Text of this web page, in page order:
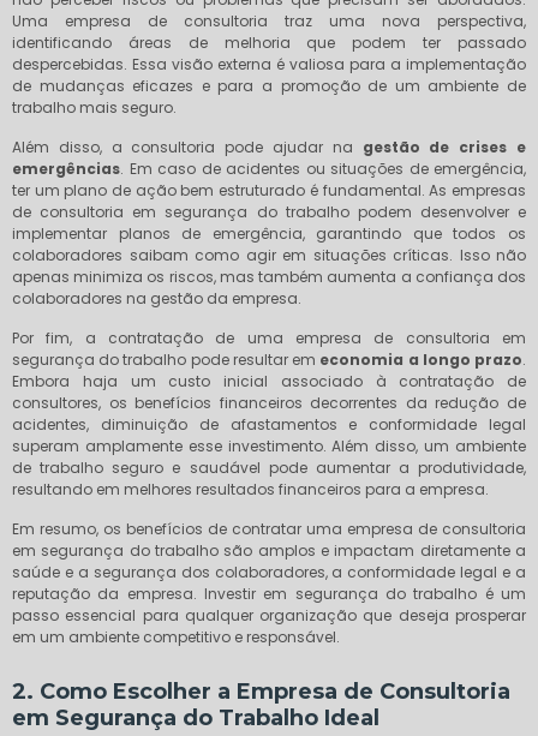
Uma empresa de consultoria traz uma nova perspectiva,
identificando áreas de melhoria que podem ter passado
despercebidas. Essa visão externa é valiosa para a implementação
de mudanças eficazes e para a promoção de um ambiente de
trabalho mais seguro.
Além disso, a consultoria pode ajudar na gestão de crises e
emergências. Em caso de acidentes ou situações de emergência,
ter um plano de ação bem estruturado é fundamental. As empresas
de consultoria em segurança do trabalho podem desenvolver e
implementar planos de emergência, garantindo que todos os
colaboradores saibam como agir em situações críticas. Isso não
apenas minimiza os riscos, mas também aumenta a confiança dos
colaboradores na gestão da empresa.
Por fim, a contratação de uma empresa de consultoria em
segurança do trabalho pode resultar em economia a longo prazo.
Embora haja um custo inicial associado à contratação de
consultores, os benefícios financeiros decorrentes da redução de
acidentes, diminuição de afastamentos e conformidade legal
superam amplamente esse investimento. Além disso, um ambiente
de trabalho seguro e saudável pode aumentar a produtividade,
resultando em melhores resultados financeiros para a empresa.
Em resumo, os benefícios de contratar uma empresa de consultoria
em segurança do trabalho são amplos e impactam diretamente a
saúde e a segurança dos colaboradores, a conformidade legal e a
reputação da empresa. Investir em segurança do trabalho é um
passo essencial para qualquer organização que deseja prosperar
em um ambiente competitivo e responsável.
2. Como Escolher a Empresa de Consultoria
em Segurança do Trabalho Ideal